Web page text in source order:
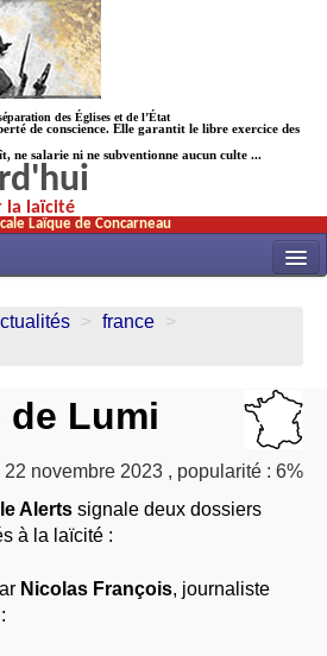
des Églises et de l’État
de conscience. Elle garantit le libre exercice des
ne salarie ni ne subventionne aucun culte ...
la laïcité
Laïque de Concarneau
> france >
de Lumi
22 novembre 2023 , popularité : 6%
Alerts signale deux dossiers
à la laïcité :
Nicolas François, journaliste